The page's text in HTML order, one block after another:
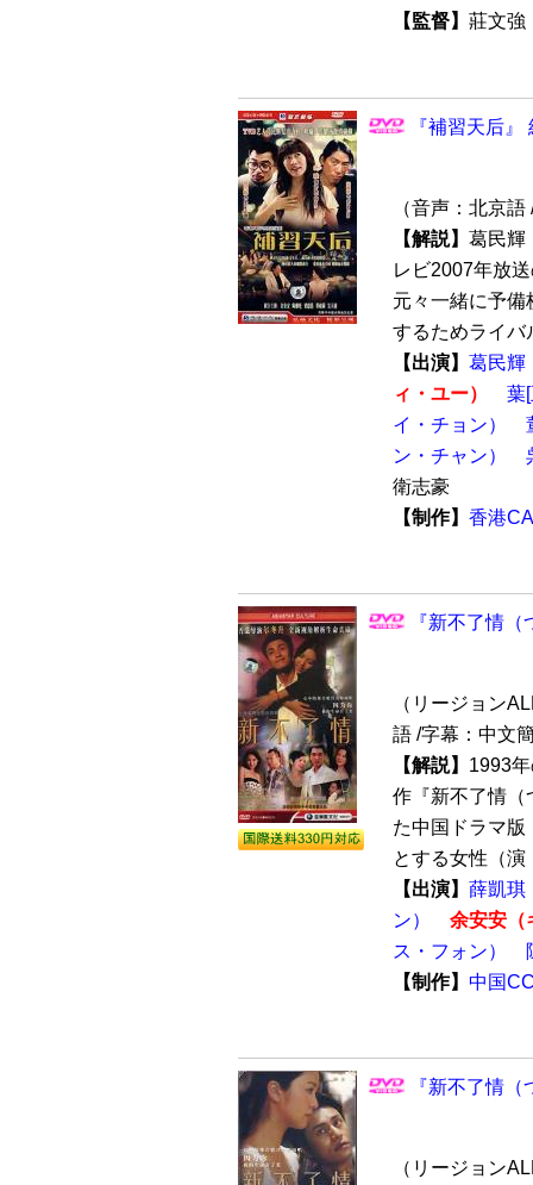
【監督】 莊文
『補習天后
（音声：北京
【解説】 葛民輝
レビ2007年放
元々一緒に予備
するためライバ
【出演】 葛民輝
ィ・ユー）
葉
イ・チョン）
ン・チャン）
衛志豪
【制作】 香港
『新不了情
（リージョン
語 /字幕：中文
【解説】 1993
作『新不了情（
た中国ドラマ版
とする女性（演
【出演】 薛凱琪
ン）
余安安（
ス・フォン）
【制作】 中国
『新不了情
（リージョン